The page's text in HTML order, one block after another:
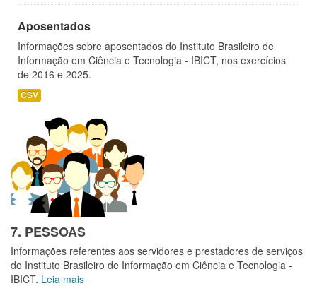
Aposentados
Informações sobre aposentados do Instituto Brasileiro de
Informação em Ciência e Tecnologia - IBICT, nos exercícios
de 2016 e 2025.
CSV
7. PESSOAS
Informações referentes aos servidores e prestadores de serviços
do Instituto Brasileiro de Informação em Ciência e Tecnologia -
IBICT. Leia mais